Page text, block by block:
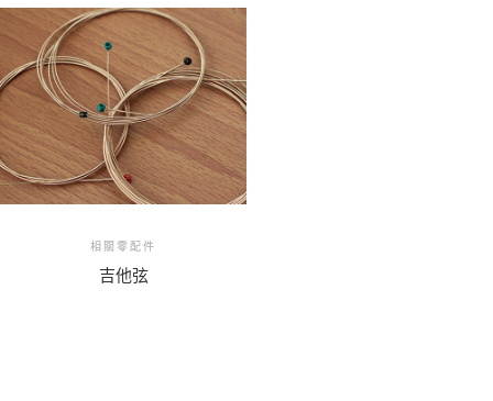
相關零配件
吉他弦